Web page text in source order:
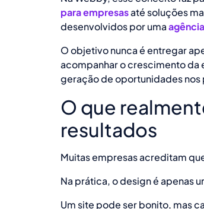
para empresasaté soluções
desenvolvidos por uma
O objetivo nunca é entregar
acompanhar o crescimento da
geração de oportunidades nos
O que
resultados
Muitas empresas acreditam
Na prática, o design é apenas
Um site pode ser bonito, mas